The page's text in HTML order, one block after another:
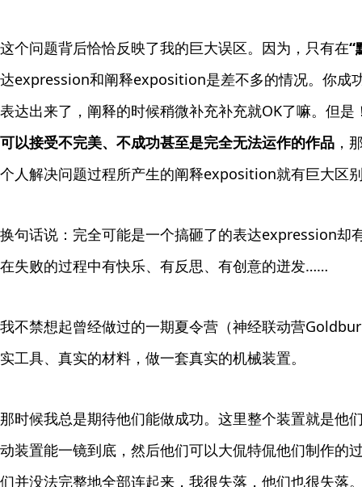
这个问题背后恰恰反映了我的巨大误区。因为，只有在“
达expression和阐释exposition是差不多的情况。你成
表达出来了，阐释的时候稍微补充补充就OK了嘛。但是
可以接受不完美、不成功甚至是完全无法运作的作品 ，
个人解决问题过程所产生的阐释exposition就有巨大区
换句话说：完全可能是一个搞砸了的表达expression
在失败的过程中有快乐、有反思、有创意的迸发……
我不禁想起曾经做过的一期夏令营（神经联动营
实工具、真实的材料，做一套真实的机械装置。
那时候我总是期待他们能做成功。这里整个装置就是他
动装置能一镜到底，然后他们可以大侃特侃他们制作的
们并没法完整地全部连起来，我很失落，他们也很失落